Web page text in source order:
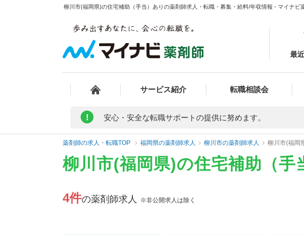
柳川市(福岡県)の住宅補助（手当）ありの薬剤師求人・転職・募集・給料/年収情報 - マイナビ
最
サービス紹介 転職相談会
! 安心・安全な転職サポートの提供に努めます。
薬剤師の求人・転職TOP 福岡県の薬剤師求人 柳川市の薬剤師求人 柳川市(福岡
柳川市(福岡県)の住宅補助（
4件の薬剤師求人 ※非公開求人は除く